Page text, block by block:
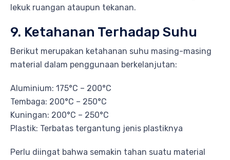
lekuk ruangan ataupun tekanan.
9. Ketahanan Terhadap Suhu
Berikut merupakan ketahanan suhu masing-masing
material dalam penggunaan berkelanjutan:
Aluminium: 175°C – 200°C
Tembaga: 200°C – 250°C
Kuningan: 200°C – 250°C
Plastik: Terbatas tergantung jenis plastiknya
Perlu diingat bahwa semakin tahan suatu material